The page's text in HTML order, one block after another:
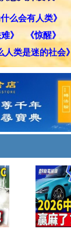
么会有人类》
》
《惊醒》
人类是迷的社会》